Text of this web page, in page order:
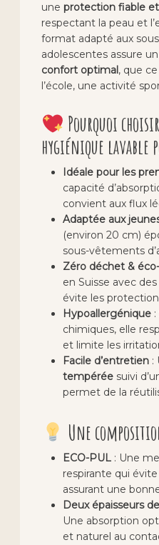
uneprotection fiable
respectant la peau et
format adapté aux
adolescentes assure un
confort optimal , que
l’école, une activité
Pourquoi
hygiénique lavable
Idéale pour les
capacité
convient aux flux
Adaptée aux
(environ 20 cm)
sous-vêtements
Zéro déchet &
en Suisse avec
évite les
Hypoallergénique
chimiques, elle
et limite les
Facile d’entretien :
tempérée suivi
permet de la
Une
ECO-PUL : Une
respirante qui
assurant une
Deux épaisseurs
Une absorption
et naturel au